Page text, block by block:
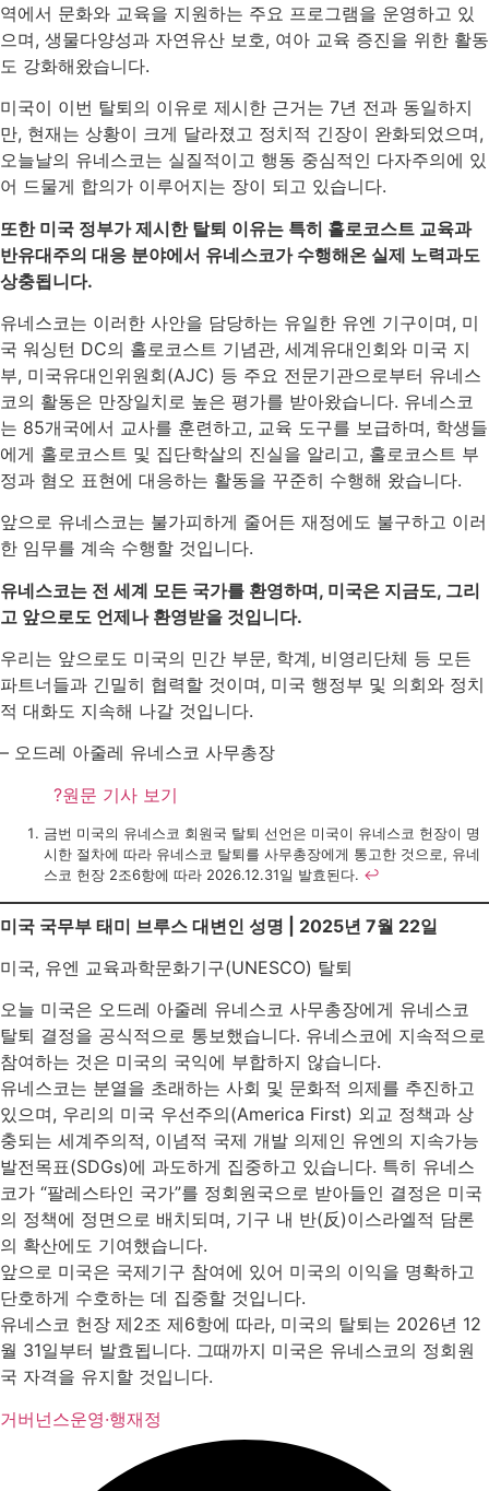
역에서 문화와 교육을 지원하는 주요 프로그램을 운영하고 있
으며, 생물다양성과 자연유산 보호, 여아 교육 증진을 위한 활동
도 강화해왔습니다.
미국이 이번 탈퇴의 이유로 제시한 근거는 7년 전과 동일하지
만, 현재는 상황이 크게 달라졌고 정치적 긴장이 완화되었으며,
오늘날의 유네스코는 실질적이고 행동 중심적인 다자주의에 있
어 드물게 합의가 이루어지는 장이 되고 있습니다.
또한 미국 정부가 제시한 탈퇴 이유는 특히 홀로코스트 교육과
반유대주의 대응 분야에서 유네스코가 수행해온 실제 노력과도
상충됩니다.
유네스코는 이러한 사안을 담당하는 유일한 유엔 기구이며, 미
국 워싱턴 DC의 홀로코스트 기념관, 세계유대인회와 미국 지
부, 미국유대인위원회(AJC) 등 주요 전문기관으로부터 유네스
코의 활동은 만장일치로 높은 평가를 받아왔습니다. 유네스코
는 85개국에서 교사를 훈련하고, 교육 도구를 보급하며, 학생들
에게 홀로코스트 및 집단학살의 진실을 알리고, 홀로코스트 부
정과 혐오 표현에 대응하는 활동을 꾸준히 수행해 왔습니다.
앞으로 유네스코는 불가피하게 줄어든 재정에도 불구하고 이러
한 임무를 계속 수행할 것입니다.
유네스코는 전 세계 모든 국가를 환영하며, 미국은 지금도, 그리
고 앞으로도 언제나 환영받을 것입니다.
우리는 앞으로도 미국의 민간 부문, 학계, 비영리단체 등 모든
파트너들과 긴밀히 협력할 것이며, 미국 행정부 및 의회와 정치
적 대화도 지속해 나갈 것입니다.
– 오드레 아줄레 유네스코 사무총장
?원문 기사 보기
금번 미국의 유네스코 회원국 탈퇴 선언은 미국이 유네스코 헌장이 명
시한 절차에 따라 유네스코 탈퇴를 사무총장에게 통고한 것으로, 유네
스코 헌장 2조6항에 따라 2026.12.31일 발효된다. ↩︎
미국 국무부 태미 브루스 대변인 성명 | 2025년 7월 22일
미국, 유엔 교육과학문화기구(UNESCO) 탈퇴
오늘 미국은 오드레 아줄레 유네스코 사무총장에게 유네스코
탈퇴 결정을 공식적으로 통보했습니다. 유네스코에 지속적으로
참여하는 것은 미국의 국익에 부합하지 않습니다.
유네스코는 분열을 초래하는 사회 및 문화적 의제를 추진하고
있으며, 우리의 미국 우선주의(America First) 외교 정책과 상
충되는 세계주의적, 이념적 국제 개발 의제인 유엔의 지속가능
발전목표(SDGs)에 과도하게 집중하고 있습니다. 특히 유네스
코가 “팔레스타인 국가”를 정회원국으로 받아들인 결정은 미국
의 정책에 정면으로 배치되며, 기구 내 반(反)이스라엘적 담론
의 확산에도 기여했습니다.
앞으로 미국은 국제기구 참여에 있어 미국의 이익을 명확하고
단호하게 수호하는 데 집중할 것입니다.
유네스코 헌장 제2조 제6항에 따라, 미국의 탈퇴는 2026년 12
월 31일부터 발효됩니다. 그때까지 미국은 유네스코의 정회원
국 자격을 유지할 것입니다.
거버넌스운영·행재정